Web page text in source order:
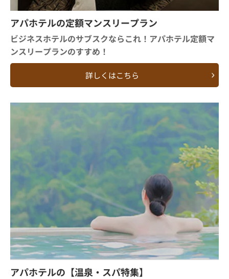
アパホテルの定額マンスリープラン
ビジネスホテルのサブスクならこれ！アパホテル定額マ
ンスリープランのすすめ！
詳しくはこちら
アパホテルの【温泉・スパ特集】